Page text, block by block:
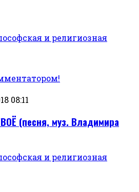
и религиозная
08:11
(песня, муз. Владимира
и религиозная